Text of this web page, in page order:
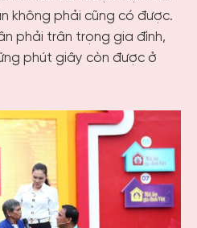
không phải cũng có được.
phải trân trọng gia đình,
phút giây còn được ở